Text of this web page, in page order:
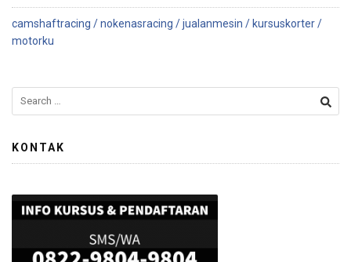
camshaftracing /nokenasracing /jualanmesin / kursuskorter /
motorku
KONTAK